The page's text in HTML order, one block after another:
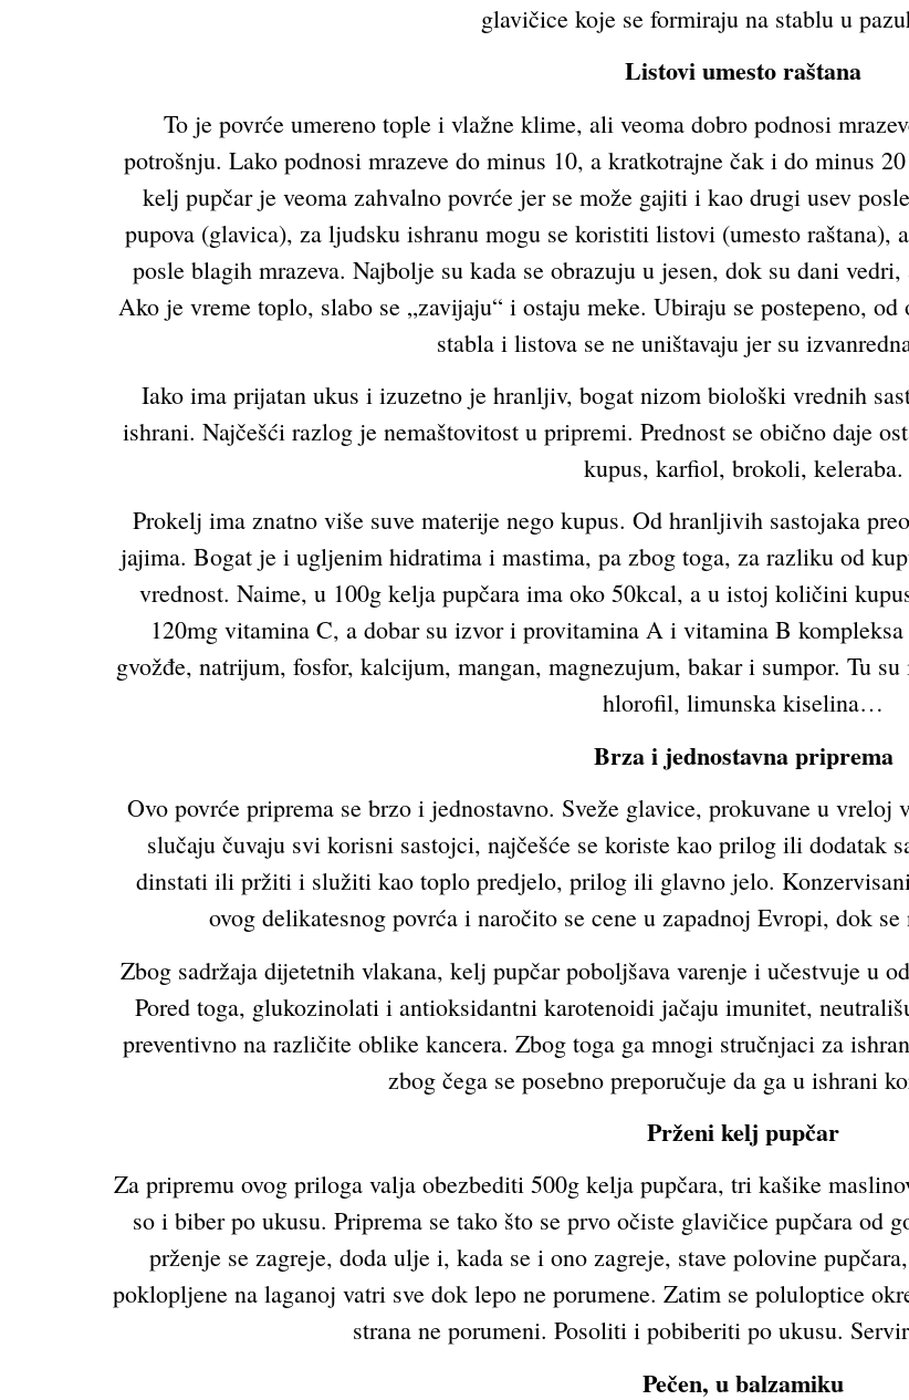
glavičice koje se formiraju na stablu u
Listovi umesto raštana
To je povrće umereno tople i vlažne klime, ali veoma dobro podnosi
potrošnju. Lako podnosi mrazeve do minus 10, a kratkotrajne čak i do minus
kelj pupčar je veoma zahvalno povrće jer se može gajiti i kao drugi usev
pupova (glavica), za ljudsku ishranu mogu se koristiti listovi (umesto
posle blagih mrazeva. Najbolje su kada se obrazuju u jesen, dok su dani
Ako je vreme toplo, slabo se „zavijaju“ i ostaju meke. Ubiraju se postepeno,
stabla i listova se ne uništavaju jer su
Iako ima prijatan ukus i izuzetno je hranljiv, bogat nizom biološki vrednih
ishrani. Najčešći razlog je nemaštovitost u pripremi. Prednost se obično daje
kupus, karfiol, brokoli, keleraba.
Prokelj ima znatno više suve materije nego kupus. Od hranljivih sastojaka
jajima. Bogat je i ugljenim hidratima i mastima, pa zbog toga, za razliku od
vrednost. Naime, u 100g kelja pupčara ima oko 50kcal, a u istoj količini
120mg vitamina C, a dobar su izvor i provitamina A i vitamina B
gvožđe, natrijum, fosfor, kalcijum, mangan, magnezujum, bakar i sumpor. Tu
hlorofil, limunska kiselina…
Brza i jednostavna priprema
Ovo povrće priprema se brzo i jednostavno. Sveže glavice, prokuvane u
slučaju čuvaju svi korisni sastojci, najčešće se koriste kao prilog ili dodatak
dinstati ili pržiti i služiti kao toplo predjelo, prilog ili glavno jelo.
ovog delikatesnog povrća i naročito se cene u zapadnoj Evropi, dok
Zbog sadržaja dijetetnih vlakana, kelj pupčar poboljšava varenje i učestvuje u
Pored toga, glukozinolati i antioksidantni karotenoidi jačaju imunitet,
preventivno na različite oblike kancera. Zbog toga ga mnogi stručnjaci za
zbog čega se posebno preporučuje da ga u ishrani
Prženi kelj pupčar
Za pripremu ovog priloga valja obezbediti 500g kelja pupčara, tri kašike
so i biber po ukusu. Priprema se tako što se prvo očiste glavičice pupčara od
prženje se zagreje, doda ulje i, kada se i ono zagreje, stave polovine
poklopljene na laganoj vatri sve dok lepo ne porumene. Zatim se poluloptice
strana ne porumeni. Posoliti i pobiberiti po ukusu.
Pečen, u balzamiku